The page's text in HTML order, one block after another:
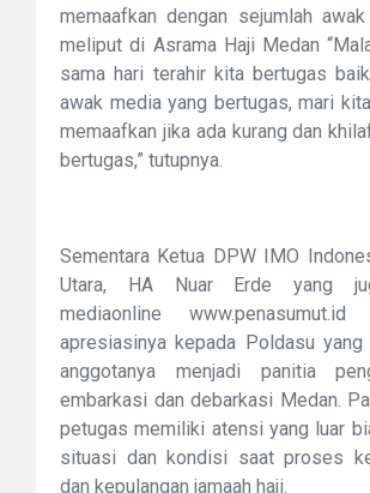
memaafkan dengan sejumlah
meliput di Asrama Haji Medan
sama hari terahir kita bertugas
awak media yang bertugas, mari
memaafkan jika ada kurang dan
bertugas,” tutupnya.
Sementara Ketua DPW IMO
Utara, HA Nuar Erde yang
mediaonline www.penasumut.id
apresiasinya kepada Poldasu yang
anggotanya menjadi panitia
embarkasi dan debarkasi Medan.
petugas memiliki atensi yang luar
situasi dan kondisi saat proses
dan kepulangan jamaah haji.